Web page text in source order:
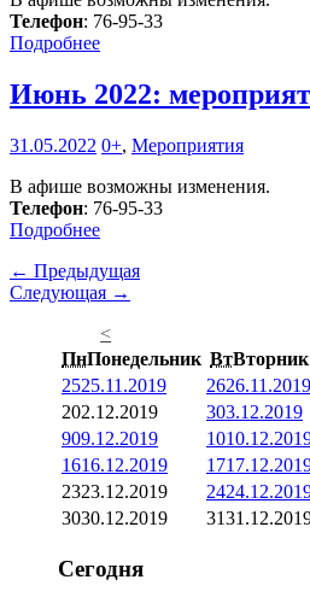
Телефон: 76-95-33
Подробнее
Июнь 2022:
31.05.2022 0+, Мероприятия
В афише возможны изменения.
Телефон: 76-95-33
Подробнее
← Предыдущая
Следующая →
<
ПнПонедельник ВтВторник
2525.11.2019 2626.11.2019
202.12.2019 303.12.2019
909.12.2019 10
1616.12.2019 17
2323.12.2019 24
3030.12.2019 31
Сегодня